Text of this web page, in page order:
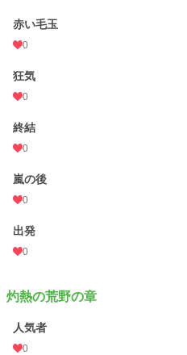
赤い毛玉
0
狂気
0
終結
0
嵐の後
0
出発
0
灼熱の荒野の章
人気者
0